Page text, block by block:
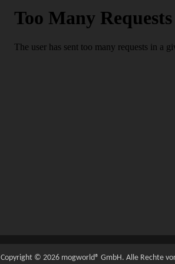
Copyright © 2026 mogworld® GmbH. Alle Rechte